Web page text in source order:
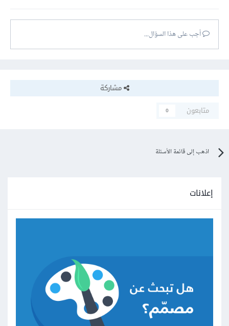
أجب على هذا السؤال...
مشاركة
متابعون
0
اذهب إلى قائمة الأسئلة
إعلانات